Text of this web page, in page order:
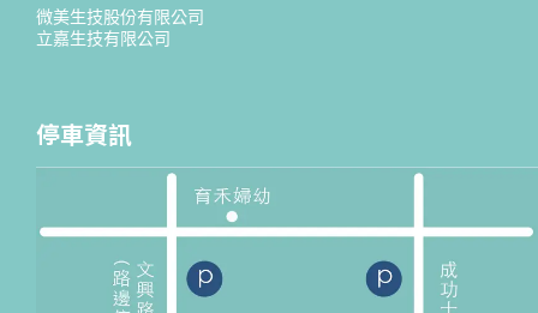
微美生技股份有限公司
立嘉生技有限公司
停車資訊